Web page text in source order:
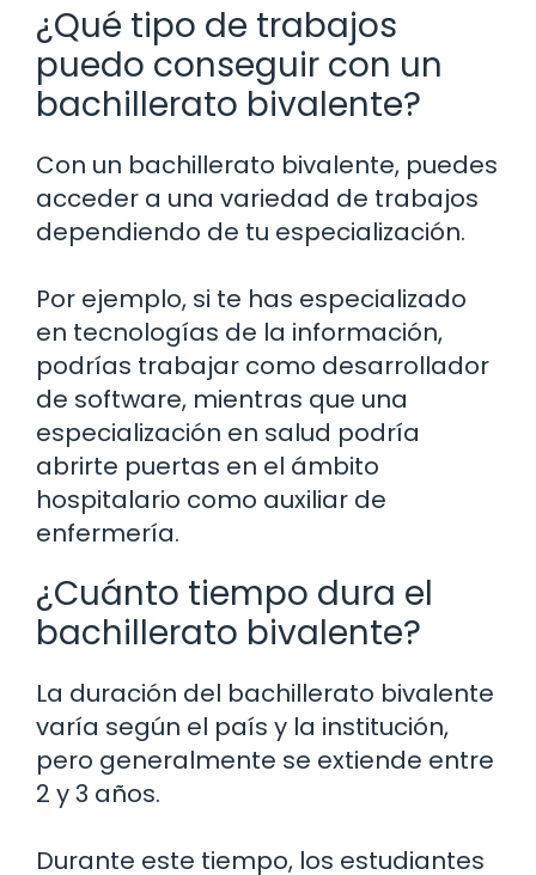
¿Qué tipo de trabajos
puedo conseguir con un
bachillerato bivalente?
Con un bachillerato bivalente, puedes
acceder a una variedad de trabajos
dependiendo de tu especialización.
Por ejemplo, si te has especializado
en tecnologías de la información,
podrías trabajar como desarrollador
de software, mientras que una
especialización en salud podría
abrirte puertas en el ámbito
hospitalario como auxiliar de
enfermería.
¿Cuánto tiempo dura el
bachillerato bivalente?
La duración del bachillerato bivalente
varía según el país y la institución,
pero generalmente se extiende entre
2 y 3 años.
Durante este tiempo, los estudiantes